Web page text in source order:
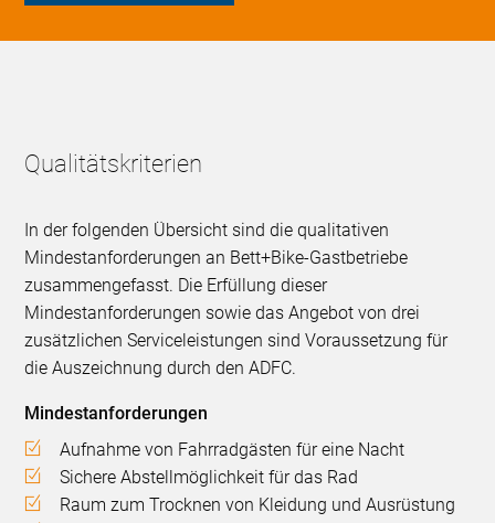
Qualitätskriterien
In der folgenden Übersicht sind die qualitativen
Mindestanforderungen an Bett+Bike-Gastbetriebe
zusammengefasst. Die Erfüllung dieser
Mindestanforderungen sowie das Angebot von drei
zusätzlichen Serviceleistungen sind Voraussetzung für
die Auszeichnung durch den ADFC.
Mindestanforderungen
Aufnahme von Fahrradgästen für eine Nacht
Sichere Abstellmöglichkeit für das Rad
Raum zum Trocknen von Kleidung und Ausrüstung